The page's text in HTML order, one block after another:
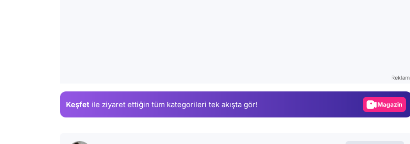
Reklam
Keşfet ile ziyaret ettiğin tüm kategorileri tek akışta gör! Magazin